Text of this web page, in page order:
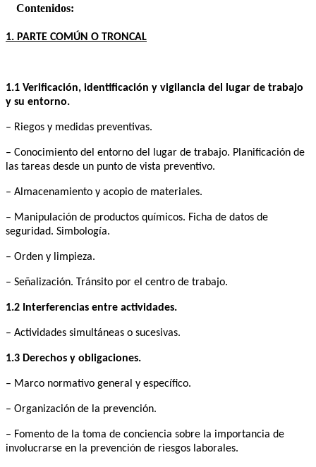
Contenidos:
1. PARTE COMÚN O TRONCAL
1.1 Verificación, identificación y vigilancia del lugar de trabajo
y su entorno.
– Riegos y medidas preventivas.
– Conocimiento del entorno del lugar de trabajo. Planificación de
las tareas desde un punto de vista preventivo.
– Almacenamiento y acopio de materiales.
– Manipulación de productos químicos. Ficha de datos de
seguridad. Simbología.
– Orden y limpieza.
– Señalización. Tránsito por el centro de trabajo.
1.2 Interferencias entre actividades.
– Actividades simultáneas o sucesivas.
1.3 Derechos y obligaciones.
– Marco normativo general y específico.
– Organización de la prevención.
– Fomento de la toma de conciencia sobre la importancia de
involucrarse en la prevención de riesgos laborales.